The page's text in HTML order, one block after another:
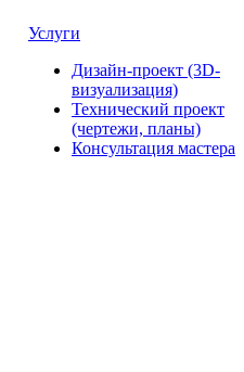
Услуги
Дизайн-проект (3D-
визуализация)
Технический проект
(чертежи, планы)
Консультация мастера